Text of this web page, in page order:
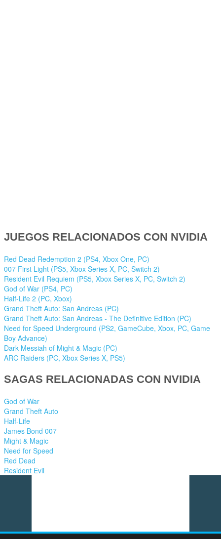
JUEGOS RELACIONADOS CON NVIDIA
Red Dead Redemption 2 (PS4, Xbox One, PC)
007 First Light (PS5, Xbox Series X, PC, Switch 2)
Resident Evil Requiem (PS5, Xbox Series X, PC, Switch 2)
God of War (PS4, PC)
Half-Life 2 (PC, Xbox)
Grand Theft Auto: San Andreas (PC)
Grand Theft Auto: San Andreas - The Definitive Edition (PC)
Need for Speed Underground (PS2, GameCube, Xbox, PC, Game
Boy Advance)
Dark Messiah of Might & Magic (PC)
ARC Raiders (PC, Xbox Series X, PS5)
SAGAS RELACIONADAS CON NVIDIA
God of War
Grand Theft Auto
Half-Life
James Bond 007
Might & Magic
Need for Speed
Red Dead
Resident Evil